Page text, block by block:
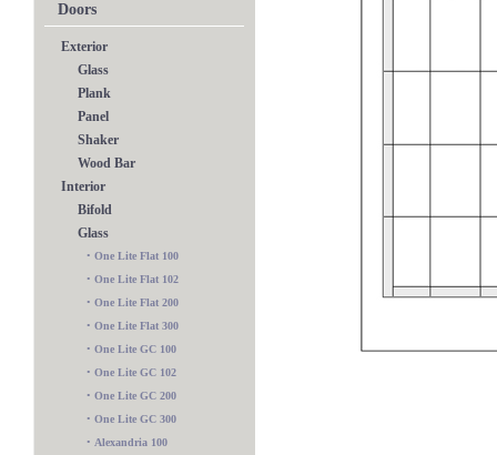
Doors
Exterior
Glass
Plank
Panel
Shaker
Wood Bar
Interior
Bifold
Glass
• One Lite Flat 100
• One Lite Flat 102
• One Lite Flat 200
• One Lite Flat 300
• One Lite GC 100
• One Lite GC 102
• One Lite GC 200
• One Lite GC 300
• Alexandria 100